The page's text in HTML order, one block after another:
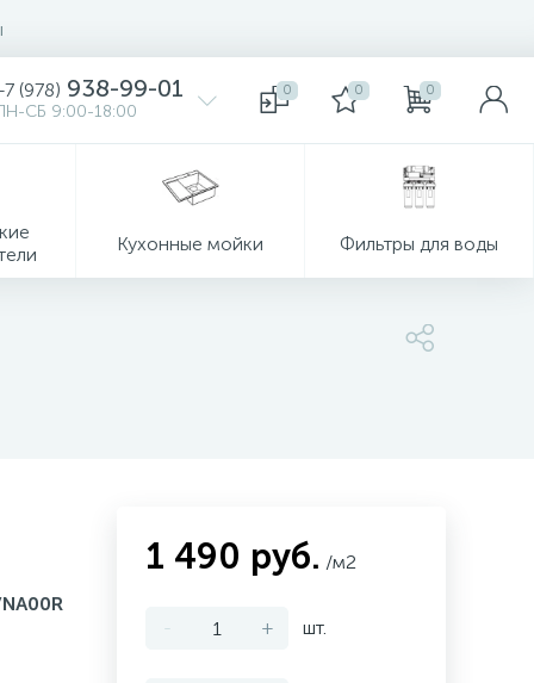
(978) 938-99-01
СБ 9:00-18:00
0 0 0
Кухонные мойки Фильтры для воды
1 490 руб. /м2
- + шт.